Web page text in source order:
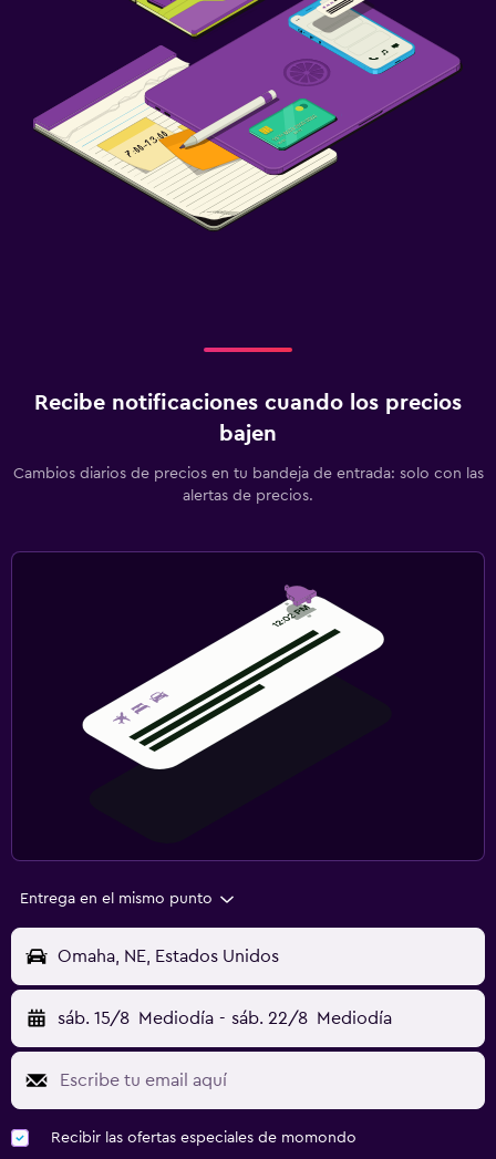
Recibe notificaciones cuando los precios
bajen
Cambios diarios de precios en tu bandeja de entrada: solo con las
alertas de precios.
Entrega en el mismo punto
Omaha, NE, Estados Unidos
sáb. 15/8 Mediodía - sáb. 22/8 Mediodía
Recibir las ofertas especiales de momondo